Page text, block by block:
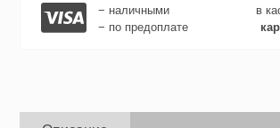
− наличными
в
− по предоплате